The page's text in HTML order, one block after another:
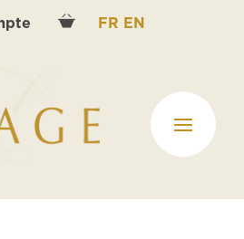
FR EN